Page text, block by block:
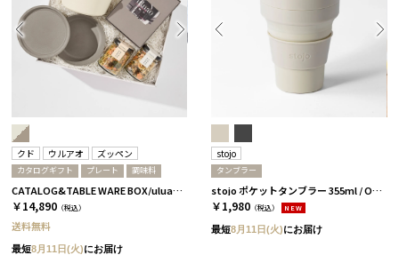
クド ウルアオ ズッペン
カタログギフト プレート 調味料
CATALOG&TABLE WARE BOX/uluao/9°/白無垢&茶大色/全5種 アウレリアーナ
￥14,890 （税込）
送料無料
最短8月11日(火)にお届け
stojo
タンブラー
stojo ポケットタンブラー 355ml / OAT［ストージョ］
￥1,980 （税込） NEW
最短8月11日(火)にお届け